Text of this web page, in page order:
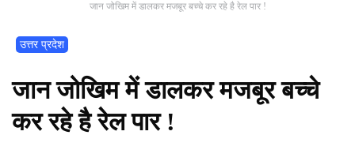
जान जोखिम में डालकर मजबूर बच्चे कर रहे है रेल पार !
उत्तर प्रदेश
जान जोखिम में डालकर मजबूर बच्चे
कर रहे है रेल पार !